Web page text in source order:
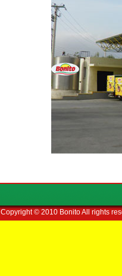
Copyright © 2010 Bonito All rights